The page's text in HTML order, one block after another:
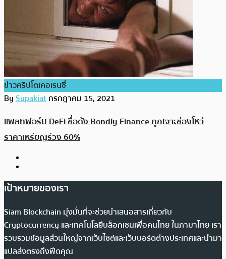
ข่าวคริปโตเคอเรนซี่
BySupakiatกรกฎาคม 15, 2021
แพลทฟอร์ม DeFi ชื่อดัง Bondly Finance ถูกเจาะช่องโหว่
ราคาเหรียญร่วง 60%
เป้าหมายของเรา
Siam Blockchain มุ่งมั่นที่จะช่วยนำเสนอสารเกี่ยวกับ
Cryptocurrency และเทคโนโลยีบล็อกเชนเพื่อคนไทย ในภาษาไทย เรา
รวบรวมข้อมูลส่วนใหญ่จากเว็บไซต์และเว็บบอร์ดต่างประเทศและนำมา
แปลส่งตรงถึงฟีดคุณ